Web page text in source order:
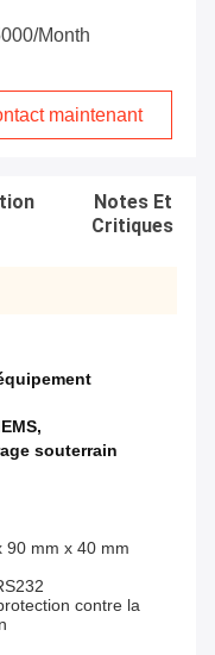
month
maintenant
Notes Et
Critiques
,
souterrain
90 mm x 40 mm
contre la